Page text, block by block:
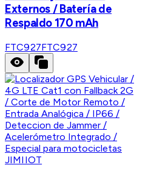
Externos / Batería de
Respaldo 170 mAh
FTC927FTC927
JIMIIOT